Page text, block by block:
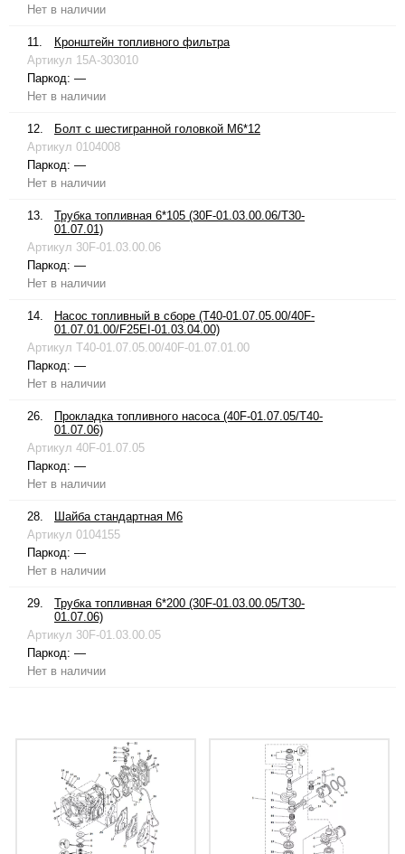
Нет в наличии
11.
Кронштейн топливного фильтра
Артикул 15A-303010
Паркод: —
Нет в наличии
12.
Болт с шестигранной головкой М6*12
Артикул 0104008
Паркод: —
Нет в наличии
13.
Трубка топливная 6*105 (30F-01.03.00.06/T30-
01.07.01)
Артикул 30F-01.03.00.06
Паркод: —
Нет в наличии
14.
Насос топливный в сборе (T40-01.07.05.00/40F-
01.07.01.00/F25EI-01.03.04.00)
Артикул T40-01.07.05.00/40F-01.07.01.00
Паркод: —
Нет в наличии
26.
Прокладка топливного насоса (40F-01.07.05/T40-
01.07.06)
Артикул 40F-01.07.05
Паркод: —
Нет в наличии
28.
Шайба стандартная М6
Артикул 0104155
Паркод: —
Нет в наличии
29.
Трубка топливная 6*200 (30F-01.03.00.05/T30-
01.07.06)
Артикул 30F-01.03.00.05
Паркод: —
Нет в наличии